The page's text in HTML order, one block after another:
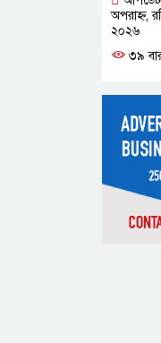
অপরাহ্ন,
২০২৬
৩৯